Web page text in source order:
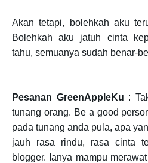
Akan tetapi, bolehkah aku
Bolehkah aku jatuh cinta
tahu, semuanya sudah benar-
Pesanan GreenAppleKu :
tunang orang. Be a good
pada tunang anda pula, apa
jauh rasa rindu, rasa cinta
blogger. Ianya mampu